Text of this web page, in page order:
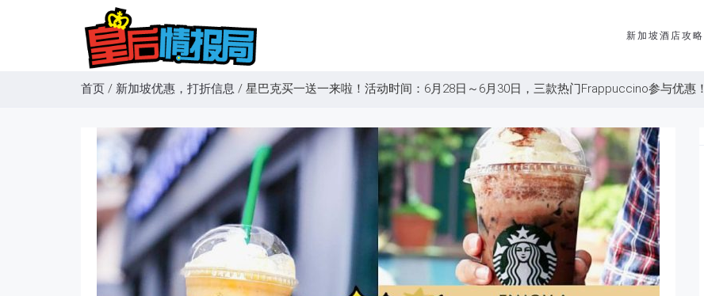
新加坡酒店攻略
首页 / 新加坡优惠，打折信息 / 星巴克买一送一来啦！活动时间：6月28日～6月30日，三款热门Frappuccino参与优惠！